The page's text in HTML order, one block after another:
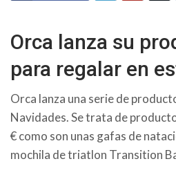
Orca lanza su
para regalar en
Orca lanza una serie de
Navidades. Se trata de
€ como son unas gafas de
mochila de triatlon Transition